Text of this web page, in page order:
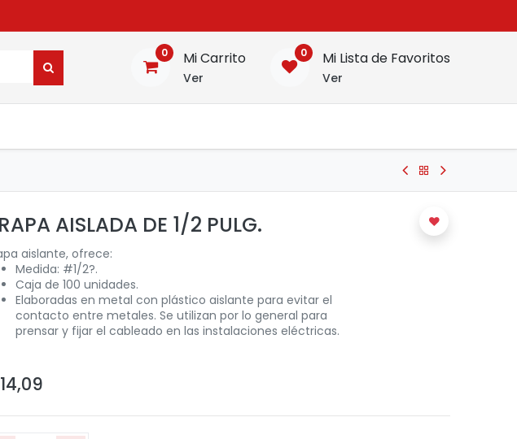
0 Mi Carrito
Ver
0 Mi Lista de Favoritos
Ver
AISLADA DE 1/2 PULG.
aislante, ofrece:
Medida: #1/2?.
Caja de 100 unidades.
Elaboradas en metal con plástico aislante para evitar el
contacto entre metales. Se utilizan por lo general para
prensar y fijar el cableado en las instalaciones eléctricas.
14,09